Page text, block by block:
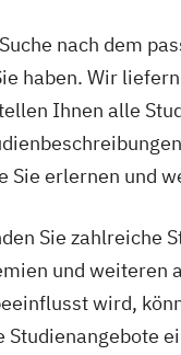
nach dem
haben. Wir
Ihnen alle
Sie erlernen und
Sie zahlreiche
und weiteren
wird,
Studienangebote